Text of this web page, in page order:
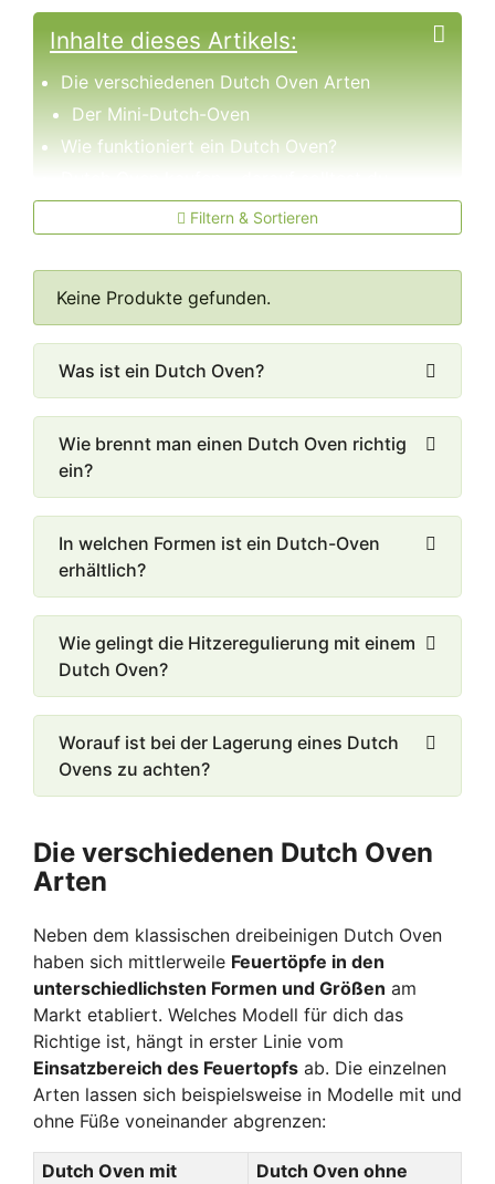
Inhalte dieses Artikels:
Die verschiedenen Dutch Oven Arten
Der Mini-Dutch-Oven
Wie funktioniert ein Dutch Oven?
achten
Das Material
Die Qualität
Das Fassungsvermögen und die Größe
Das Zubehör
Dutch Oven richtig verwenden
Das Brennmaterial
Filtern & Sortieren
Keine Produkte gefunden.
Was ist ein Dutch Oven?
Wie brennt man einen Dutch Oven richtig
ein?
In welchen Formen ist ein Dutch-Oven
erhältlich?
Wie gelingt die Hitzeregulierung mit einem
Dutch Oven?
Worauf ist bei der Lagerung eines Dutch
Ovens zu achten?
Die verschiedenen Dutch Oven
Arten
Neben dem klassischen dreibeinigen Dutch Oven
haben sich mittlerweile Feuertöpfe in den
unterschiedlichsten Formen und Größen am
Markt etabliert. Welches Modell für dich das
Richtige ist, hängt in erster Linie vom
Einsatzbereich des Feuertopfs ab. Die einzelnen
Arten lassen sich beispielsweise in Modelle mit und
ohne Füße voneinander abgrenzen:
Dutch Oven mit
Dutch Oven ohne